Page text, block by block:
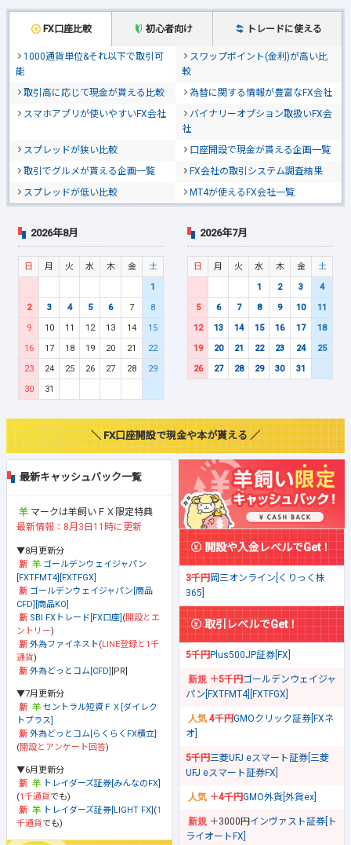
FX口座比較 初心者向け トレードに使える
1000通貨単位&それ以下で取引可
能
スワップポイント(金利)が高い比
較
取引高に応じて現金が貰える比較
為替に関する情報が豊富なFX会社
スマホアプリが使いやすいFX会社
バイナリーオプション取扱いFX会
社
スプレッドが狭い比較
口座開設で現金が貰える企画一覧
取引でグルメが貰える企画一覧
FX会社の取引システム調査結果
スプレッドが低い比較
MT4が使えるFX会社一覧
2026年8月
日 月 火 水 木 金
土
1
2
3 4 5 6 7
8
9
10 11 12 13 14
15
16
17 18 19 20 21
22
23
24 25 26 27 28
29
30
31
2026年7月
日 月 火 水 木 金
土
1
2 3
4
5
6 7 8 9 10
11
12
13 14 15 16 17
18
19
20 21 22 23 24
25
26
27 28 29 30 31
＼ FX口座開設で現金や本が貰える ／
最新キャッシュバック一覧
マークは羊飼いＦＸ限定特典
最新情報：8月3日11時に更新
▼8月更新分
ゴールデンウェイジャパン
[FXTFMT4][FXTFGX]
ゴールデンウェイジャパン[商品
CFD][商品KO]
SBI FXトレード[FX口座] (開設とエ
ントリー)
外為ファイネスト(LINE登録と1千
通貨)
外為どっとコム[CFD] [PR]
▼7月更新分
セントラル短資ＦＸ[ダイレク
トプラス]
外為どっとコム[らくらくFX積立]
(開設とアンケート回答)
▼6月更新分
トレイダーズ証券[みんなのFX]
(1千通貨でも)
トレイダーズ証券[LIGHT FX] (1
千通貨でも)
開設や入金レベルでGet！
3千円岡三オンライン[くりっく株
365]
取引レベルでGet！
5千円Plus500JP証券[FX]
＋5千円ゴールデンウェイジャ
パン[FXTFMT4][FXTFGX]
4千円GMOクリック証券[FXネ
オ]
5千円三菱UFJ eスマート証券[三菱
UFJ eスマート証券FX]
＋4千円GMO外貨[外貨ex]
＋3000円 インヴァスト証券[ト
ライオートFX]